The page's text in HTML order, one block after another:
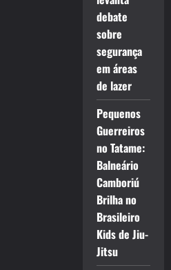
debate
sobre
segurança
em áreas
de lazer
Pequenos
Guerreiros
no Tatame:
Balneário
Camboriú
Brilha no
Brasileiro
Kids de Jiu-
Jitsu